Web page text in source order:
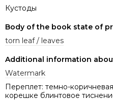
Кустоды
Body of the book state of
torn leaf / leaves
Additional information
Watermark
Переплет: темно-
корешке блинтовое